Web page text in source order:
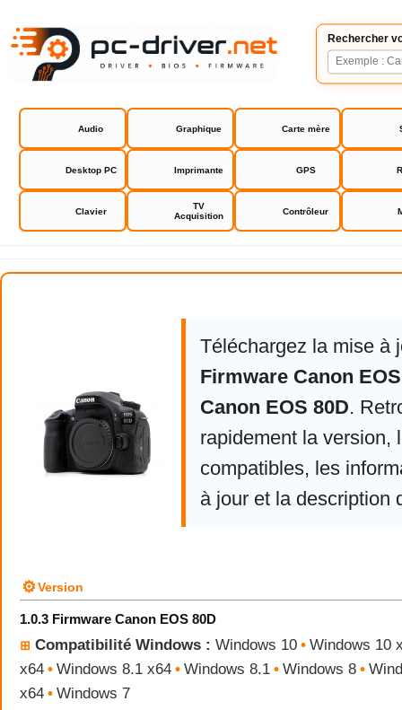
Rechercher
Audio Graphique Carte mère
Desktop PC Imprimante GPS
Clavier
TV
Acquisition
Contrôleur
Canon EOS 80D
Téléchargez la mise à
Firmware Canon
Canon EOS 80D.
rapidement la version,
compatibles, les
à jour et la description
⚙Version
1.0.3 Firmware Canon EOS 80D
⊞ Compatibilité Windows : Windows 10 • Windows 10
x64 • Windows 8.1 x64 • Windows 8.1 • Windows 8 •
x64 • Windows 7